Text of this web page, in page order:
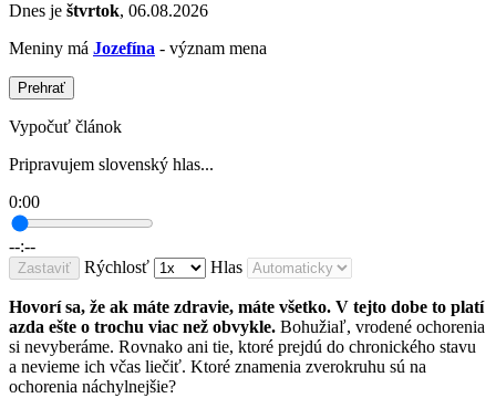
Dnes je štvrtok, 06.08.2026
Meniny má Jozefína - význam mena
Prehrať
Vypočuť článok
Pripravujem slovenský hlas...
0:00
--:--
Zastaviť Rýchlosť Hlas
Hovorí sa, že ak máte zdravie, máte všetko. V tejto dobe to platí
azda ešte o trochu viac než obvykle. Bohužiaľ, vrodené ochorenia
si nevyberáme. Rovnako ani tie, ktoré prejdú do chronického stavu
a nevieme ich včas liečiť. Ktoré znamenia zverokruhu sú na
ochorenia náchylnejšie?